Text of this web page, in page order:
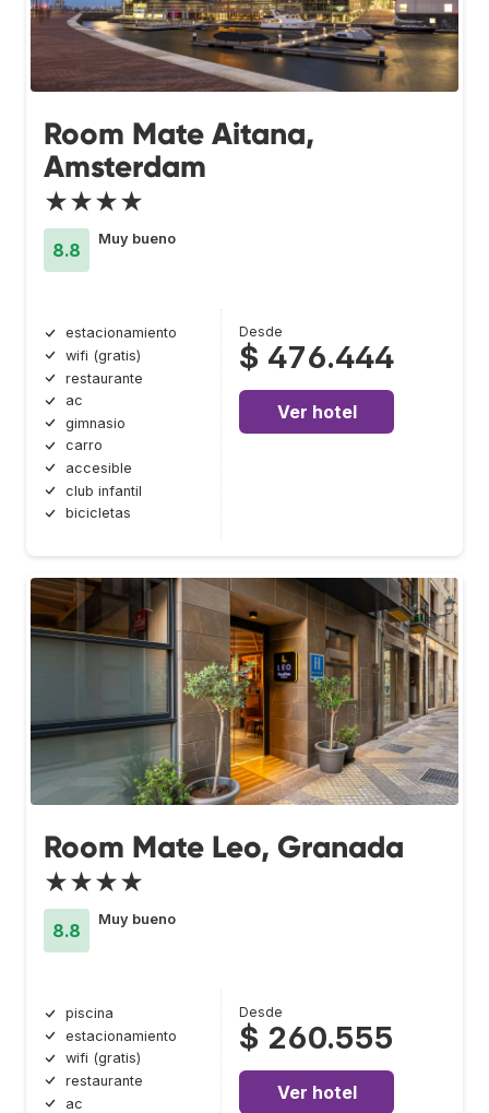
Room Mate Aitana,
Amsterdam
★★★★
8.8
Muy bueno
estacionamiento
wifi (gratis)
restaurante
ac
gimnasio
carro
accesible
club infantil
bicicletas
Desde
$ 476.444
Ver hotel
Room Mate Leo, Granada
★★★★
8.8
Muy bueno
piscina
estacionamiento
wifi (gratis)
restaurante
ac
Desde
$ 260.555
Ver hotel